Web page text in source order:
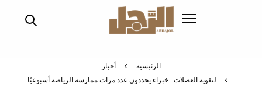
الرئيسية
أخبار
لتقوية العضلات.. خبراء يحددون عدد مرات ممارسة الرياضة أسبوعيًا